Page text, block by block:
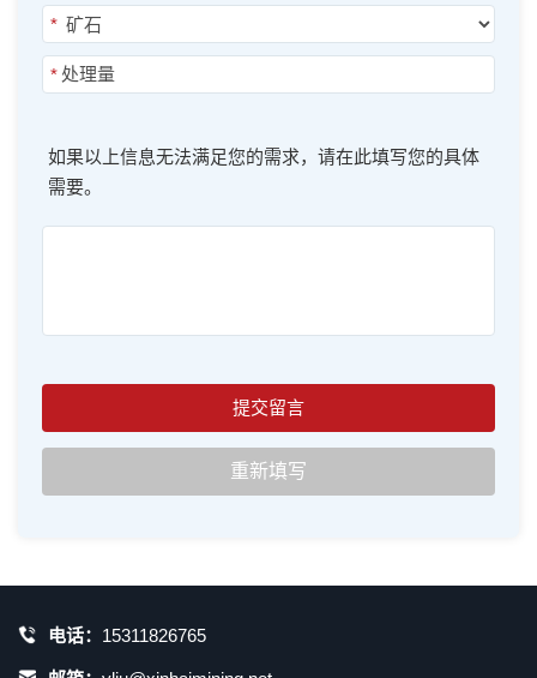
*
*
如果以上信息无法满足您的需求，请在此填写您的具体
需要。
电话： 15311826765